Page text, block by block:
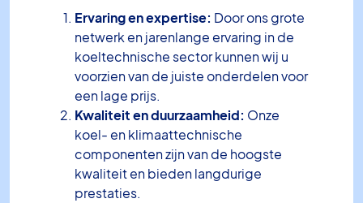
Ervaring en expertise: Door ons grote
netwerk en jarenlange ervaring in de
koeltechnische sector kunnen wij u
voorzien van de juiste onderdelen voor
een lage prijs.
Kwaliteit en duurzaamheid: Onze
koel- en klimaattechnische
componenten zijn van de hoogste
kwaliteit en bieden langdurige
prestaties.